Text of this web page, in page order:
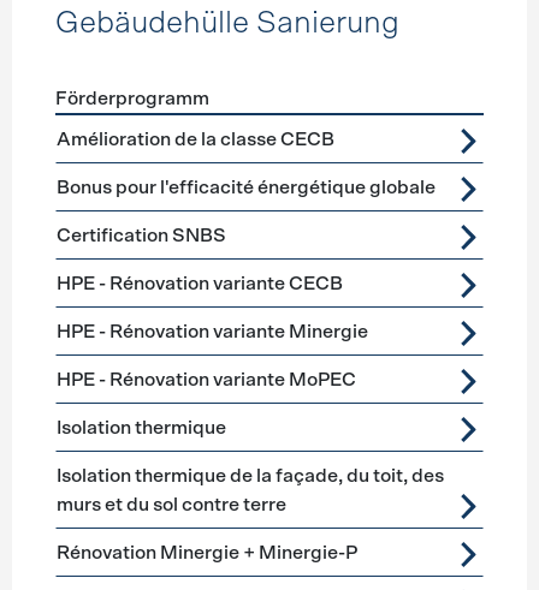
Gebäudehülle Sanierung
Förderprogramme Gebäudehülle Sanierung
Förderprogramm
Amélioration de la classe CECB
Bonus pour l'efficacité énergétique globale
Certification SNBS
HPE - Rénovation variante CECB
HPE - Rénovation variante Minergie
HPE - Rénovation variante MoPEC
Isolation thermique
Isolation thermique de la façade, du toit, des
murs et du sol contre terre
Rénovation Minergie + Minergie-P